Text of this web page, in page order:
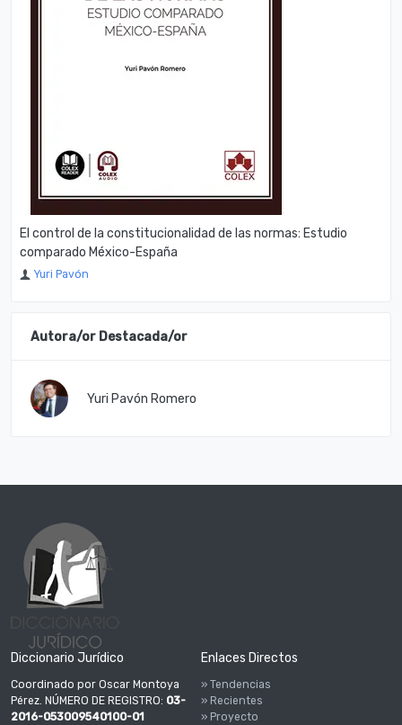
El control de la constitucionalidad de las normas: Estudio
comparado México-España
Yuri Pavón
Autora/or Destacada/or
Yuri Pavón Romero
Diccionario Jurídico
Coordinado por Oscar Montoya
Pérez. NÚMERO DE REGISTRO: 03-
2016-053009540100-01
Enlaces Directos
» Tendencias
» Recientes
» Proyecto